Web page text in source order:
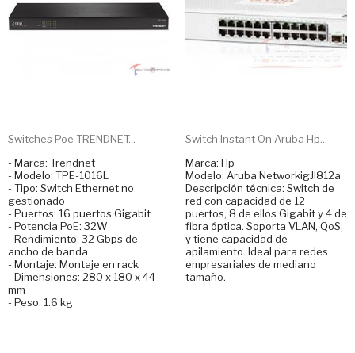
Switches Poe TRENDNET...
- Marca: Trendnet
- Modelo: TPE-1016L
- Tipo: Switch Ethernet no
gestionado
- Puertos: 16 puertos Gigabit
- Potencia PoE: 32W
- Rendimiento: 32 Gbps de
ancho de banda
- Montaje: Montaje en rack
- Dimensiones: 280 x 180 x 44
mm
- Peso: 1.6 kg
Switch Instant On Aruba Hp...
Marca: Hp
Modelo: Aruba NetworkigJl812a
Descripción técnica: Switch de
red con capacidad de 12
puertos, 8 de ellos Gigabit y 4 de
fibra óptica. Soporta VLAN, QoS,
y tiene capacidad de
apilamiento. Ideal para redes
empresariales de mediano
tamaño.